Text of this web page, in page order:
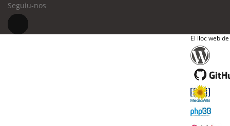
Seguiu-nos
El lloc web